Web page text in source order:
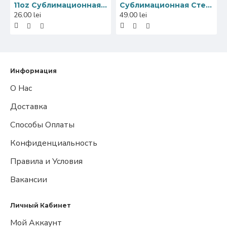
11oz Сублимационная Керамическая Кружка, Внутри и Ручка Черная (320 мл)
26.00 lei
Сублимационная Стеклянная Фоторамка, Зеркальный Край, 18x23 см
49.00 lei
Информация
О Нас
Доставка
Способы Оплаты
Конфиденциальность
Правила и Условия
Вакансии
Личный Кабинет
Мой Аккаунт